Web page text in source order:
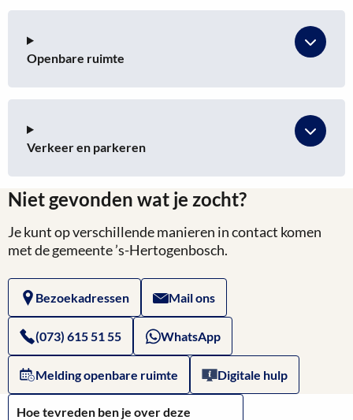
Openbare ruimte
Verkeer en parkeren
Niet gevonden wat je zocht?
Je kunt op verschillende manieren in contact komen
met de gemeente ’s-Hertogenbosch.
Bezoekadressen Mail ons
(073) 615 51 55 WhatsApp
Melding openbare ruimte Digitale hulp
Hoe tevreden ben je over deze